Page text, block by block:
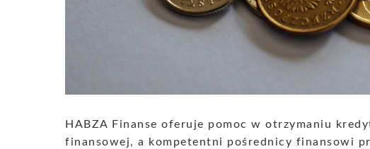
HABZA Finanse oferuje pomoc w otrzymaniu
finansowej, a kompetentni pośrednicy finansowi